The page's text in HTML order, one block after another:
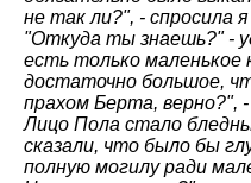
не так ли?", - спросила
"Откуда ты знаешь?" -
есть только
достаточно большое,
прахом Берта, верно?",
Лицо Пола стало
сказали, что было бы
полную могилу ради